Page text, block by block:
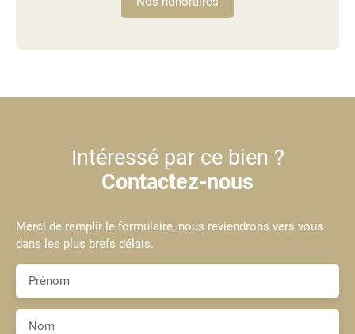
Intéressé par ce bien ?
Contactez-nous
Merci de remplir le formulaire, nous reviendrons vers vous
dans les plus brefs délais.
Prénom
Nom